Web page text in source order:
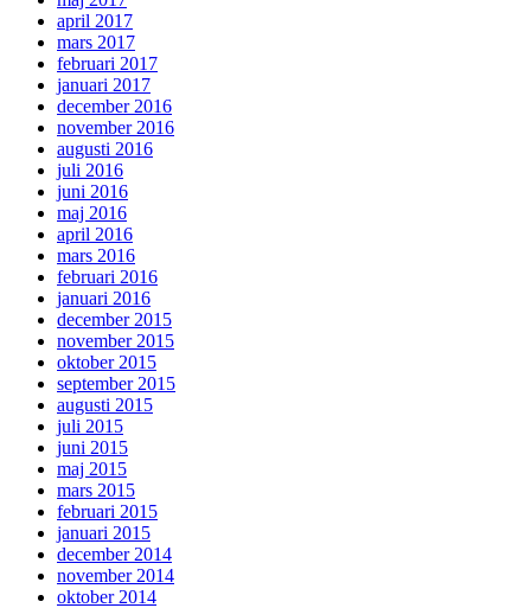
april 2017
mars 2017
februari 2017
januari 2017
december 2016
november 2016
augusti 2016
juli 2016
juni 2016
maj 2016
april 2016
mars 2016
februari 2016
januari 2016
december 2015
november 2015
oktober 2015
september 2015
augusti 2015
juli 2015
juni 2015
maj 2015
mars 2015
februari 2015
januari 2015
december 2014
november 2014
oktober 2014